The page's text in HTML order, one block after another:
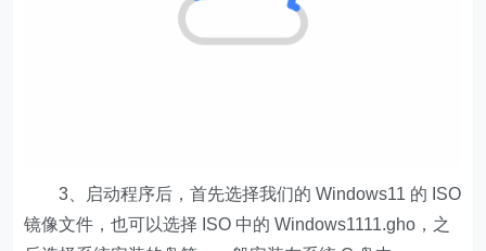
3、启动程序后，首先选择我们的 Windows11 的 ISO
镜像文件，也可以选择 ISO 中的 Windows1111.gho，之